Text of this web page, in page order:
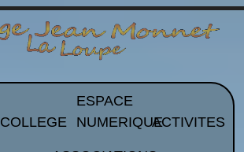
COLLEGE
ESPACE
NUMERIQUEACTIVITES